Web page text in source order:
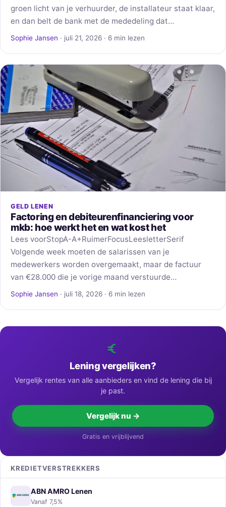
groen licht van je verhuurder, de installateur staat klaar,
en dan belt de bank met de mededeling dat…
Sophie Jansen · juli 21, 2026 · 6 min lezen
GELD LENEN
Factoring en debiteurenfinanciering voor
mkb: hoe werkt het en wat kost het
Lees voorStopA-A+RuimerFocusLeesletterSerif
Volgende week moeten de salarissen van je
medewerkers worden overgemaakt, maar de factuur
van €28.000 die je vorige maand verstuurde…
Sophie Jansen · juli 18, 2026 · 6 min lezen
Lening vergelijken?
Vergelijk rentes van alle aanbieders en vind de lening die bij
je past.
Vergelijk nu →
Gratis en vrijblijvend
KREDIETVERSTREKKERS
ABN AMRO Lenen
Vanaf 7,5%